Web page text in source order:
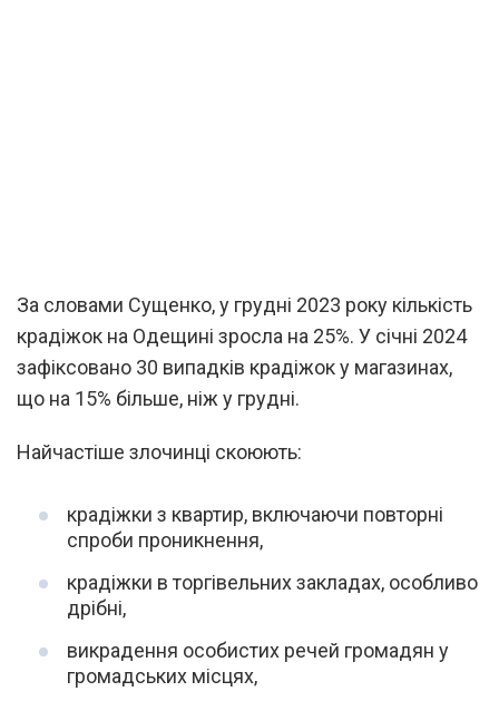
За словами Сущенко, у грудні 2023 року кількість
крадіжок на Одещині зросла на 25%. У січні 2024
зафіксовано 30 випадків крадіжок у магазинах,
що на 15% більше, ніж у грудні.
Найчастіше злочинці скоюють:
крадіжки з квартир, включаючи повторні
спроби проникнення,
крадіжки в торгівельних закладах, особливо
дрібні,
викрадення особистих речей громадян у
громадських місцях,